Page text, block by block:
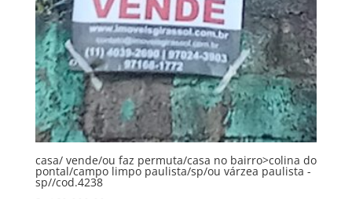
casa/ vende/ou faz permuta/casa no bairro>colina do
pontal/campo limpo paulista/sp/ou várzea paulista -
sp//cod.4238